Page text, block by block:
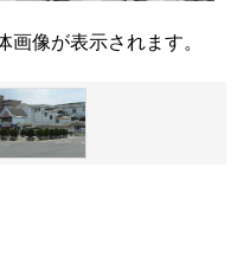
像が表示されます。